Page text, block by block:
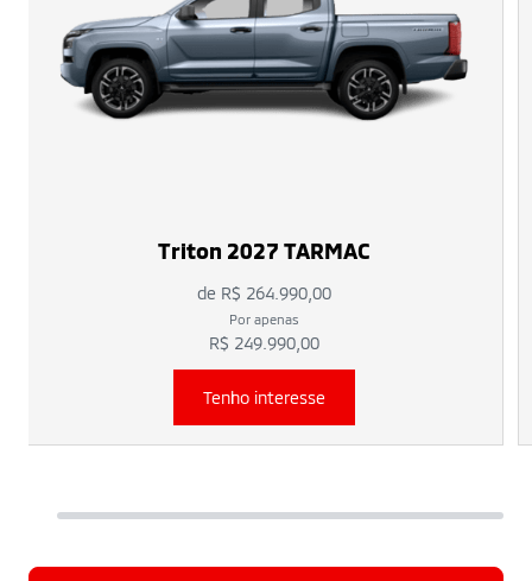
Triton 2027 TARMAC
de R$ 264.990,00
Por apenas
R$ 249.990,00
Tenho interesse